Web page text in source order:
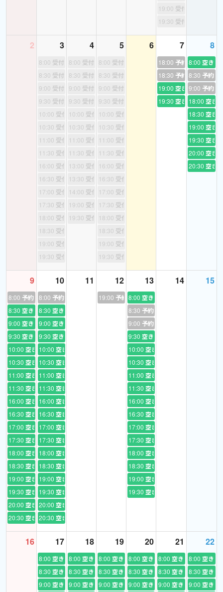
もっとレベルアップ、4技能の「聞く」「話す」「読む」「書く」
を習得したいお子様に！
アプリコット出版のテキスト
『Learning World』シリーズ
歌、チャンツ、会話は覚えやすく、忘れにくいことを意識して編
集されており、
学習内容をより強く記憶できるスパイラルな構成で、小学生の間
に4技能の「聞く、話す、読む、プレゼンをする、書く」の総合的
な英語運用力を身につけることができます。
レッスンのおおよその流れ
最初の挨拶
ウォームアップ
復習アクションソング、チャンツ
フラッシュカード
↓
ワーク
⭐️英検対策(５級〜準2級)
お子様の英検対策に丁度良い
『ひとつひとつわかりやすく。』シリーズを使って無理なく楽しく
学習！
英検の出題傾向を徹底分析し,合格のために必要なポイントをひと
つひとつていねいに解説していきます。内容を精選しているので,
効率よく学習できます。
1回分はたったの2ページで分かりやすく説明されているのでオン
ラインでも無理なく学習を進められます。
もちろんスピーキングや面接の特訓もします。
点数配分が高いライティングの練習も！
苦手なお子様も、繰り返すとどんどん書けるようになります。
⭐️子供向け英会話
簡単なQ&Aのカードを使ってスムーズに答えられるようにトレー
ニングします。
パターンがわかったら言葉を変えて、自分の意見が言えるように訓
練します。
19:00 受付終了
19:30 受付終了
2 3
8:00 受付終了
8:30 受付終了
9:00 受付終了
9:30 受付終了
10:00 受付終了
10:30 受付終了
11:00 受付終了
11:30 受付終了
16:00 受付終了
16:30 受付終了
17:00 受付終了
17:30 受付終了
18:00 受付終了
18:30 受付終了
19:00 受付終了
19:30 受付終了
4
8:00 受付終了
8:30 受付終了
9:00 受付終了
9:30 受付終了
10:00 受付終了
10:30 受付終了
11:00 受付終了
11:30 受付終了
13:00 受付終了
13:30 受付終了
14:00 受付終了
19:00 受付終了
19:30 受付終了
5
8:00 受付終了
8:30 受付終了
9:00 受付終了
9:30 受付終了
10:00 受付終了
10:30 受付終了
11:00 受付終了
11:30 受付終了
16:00 受付終了
16:30 受付終了
17:00 受付終了
17:30 受付終了
18:00 受付終了
18:30 受付終了
19:00 受付終了
19:30 受付終了
6 7
18:00 予約あり
18:30 予約あり
19:00 空き
19:30 空き
8
8:00 空き
8:30 予約あ
9:00 予約あ
18:00 空き
18:30 空き
19:00 空き
19:30 空き
20:00 空き
20:30 空き
9
8:00 予約あり
8:30 空き
9:00 空き
9:30 空き
10:00 空き
10:30 空き
11:00 空き
11:30 空き
16:00 空き
16:30 空き
17:00 空き
17:30 空き
18:00 空き
18:30 空き
19:00 空き
19:30 空き
20:00 空き
20:30 空き
10
8:00 予約あり
8:30 空き
9:00 空き
9:30 空き
10:00 空き
10:30 空き
11:00 空き
11:30 空き
16:00 空き
16:30 空き
17:00 空き
17:30 空き
18:00 空き
18:30 空き
19:00 空き
19:30 空き
20:00 空き
20:30 空き
11 12
19:00 予約あり
13
8:00 空き
8:30 予約あり
9:00 予約あり
9:30 空き
10:00 空き
10:30 空き
11:00 空き
11:30 空き
16:00 空き
16:30 空き
17:00 空き
17:30 空き
18:00 空き
18:30 空き
19:00 空き
19:30 空き
14 15
16 17
8:00 空き
8:30 空き
9:00 空き
18
8:00 空き
8:30 空き
9:00 空き
19
8:00 空き
8:30 空き
9:00 空き
20
8:00 空き
8:30 空き
9:00 空き
21
8:00 空き
8:30 空き
9:00 空き
22
8:00 空き
8:30 空き
9:00 空き